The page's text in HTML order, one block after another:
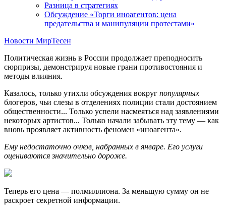
Разница в стратегиях
Обсуждение «Торги иноагентов: цена
предательства и манипуляции протестами»
Новости МирТесен
Политическая жизнь в России продолжает преподносить
сюрпризы, демонстрируя новые грани противостояния и
методы влияния.
Казалось, только утихли обсуждения вокруг популярных
блогеров, чьи слезы в отделениях полиции стали достоянием
общественности... Только успели насмеяться над заявлениями
некоторых артистов... Только начали забывать эту тему — как
вновь проявляет активность феномен «иноагента».
Ему недостаточно очков, набранных в январе. Его услуги
оцениваются значительно дороже.
Теперь его цена — полмиллиона. За меньшую сумму он не
раскроет секретной информации.